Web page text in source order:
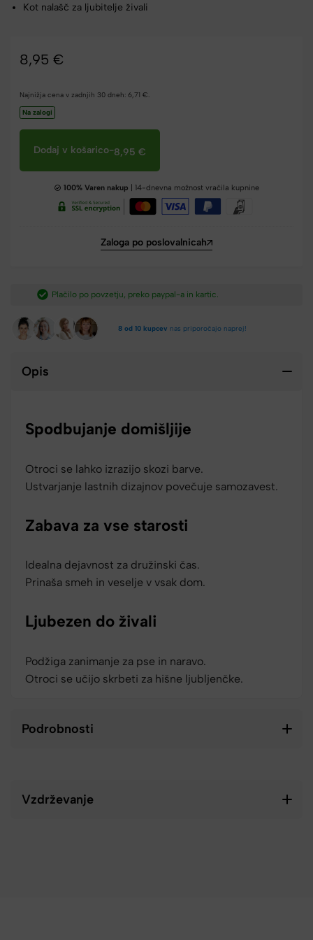
Kot nalašč za ljubitelje živali
8,95 €
Najnižja cena v zadnjih 30 dneh: 6,71 €
Na zalogi
Dodaj v košarico-8,95 €
100% Varen nakup | 14-dnevna možnost vračila kupnine
Zaloga po poslovalnicah
Plačilo po povzetju, preko paypal-a in kartic.​
8 od 10 kupcev nas priporočajo naprej!
Opis
Spodbujanje domišljije
Otroci se lahko izrazijo skozi barve.
Ustvarjanje lastnih dizajnov povečuje samozavest.
Zabava za vse starosti
Idealna dejavnost za družinski čas.
Prinaša smeh in veselje v vsak dom.
Ljubezen do živali
Podžiga zanimanje za pse in naravo.
Otroci se učijo skrbeti za hišne ljubljenčke.
Podrobnosti
Vzdrževanje